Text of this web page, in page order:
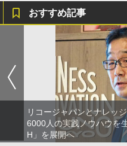
おすすめ記事
リコージャパンとナレッ
6000人の実践ノウハウを
H」を展開へ